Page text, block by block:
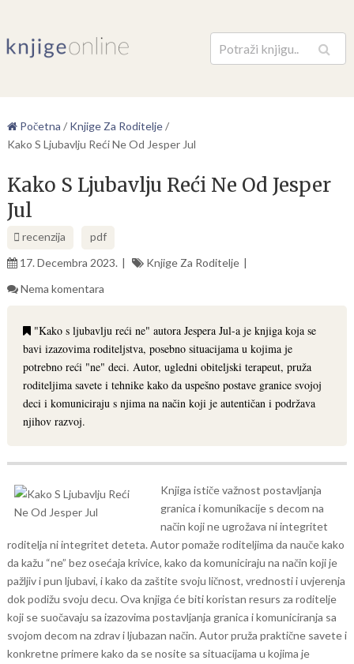
Pretraga
Početna / Knjige Za Roditelje/
Kako S Ljubavlju Reći Ne Od Jesper Jul
Kako S Ljubavlju Reći Ne Od Jesper
Jul
recenzija
pdf
17. Decembra 2023.
Knjige Za Roditelje
Nema komentara
"Kako s ljubavlju reći ne" autora Jespera Jul-a je knjiga koja se
bavi izazovima roditeljstva, posebno situacijama u kojima je
potrebno reći "ne" deci. Autor, ugledni obiteljski terapeut, pruža
roditeljima savete i tehnike kako da uspešno postave granice svojoj
deci i komuniciraju s njima na način koji je autentičan i podržava
njihov razvoj.
Knjiga ističe važnost postavljanja
granica i komunikacije s decom na
način koji ne ugrožava ni integritet
roditelja ni integritet deteta. Autor pomaže roditeljima da nauče kako
da kažu “ne” bez osećaja krivice, kako da komuniciraju na način koji je
pažljiv i pun ljubavi, i kako da zaštite svoju ličnost, vrednosti i uvjerenja
dok podižu svoju decu. Ova knjiga će biti koristan resurs za roditelje
koji se suočavaju sa izazovima postavljanja granica i komuniciranja sa
svojom decom na zdrav i ljubazan način. Autor pruža praktične savete i
konkretne primere kako da se nosite sa situacijama u kojima je